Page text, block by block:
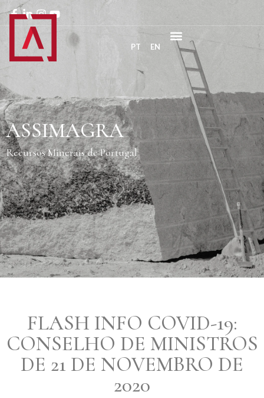
PT EN
ASSIMAGRA
Recursos Minerais de Portugal
FLASH INFO COVID-19:
CONSELHO DE MINISTROS
DE 21 DE NOVEMBRO DE
2020